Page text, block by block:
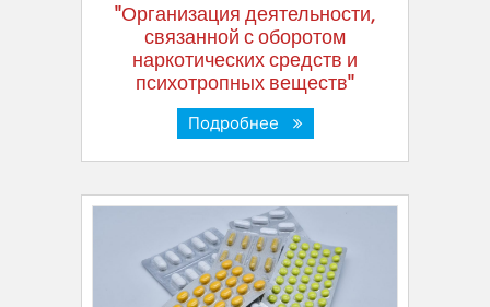
"Организация деятельности,
связанной с оборотом
наркотических средств и
психотропных веществ"
Подробнее